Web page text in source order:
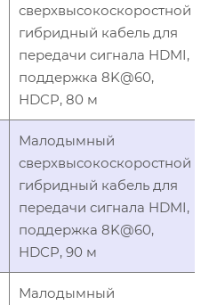
сверхвысокоскоростной
гибридный кабель для
передачи сигнала HDMI,
поддержка 8K@60,
HDCP, 80 м
Малодымный
сверхвысокоскоростной
гибридный кабель для
передачи сигнала HDMI,
поддержка 8K@60,
HDCP, 90 м
Малодымный